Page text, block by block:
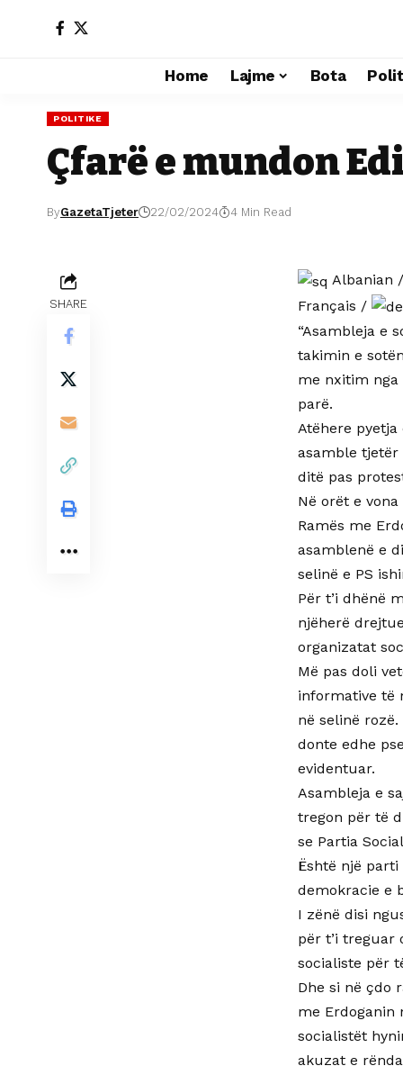
Home Lajme Bota
POLITIKE
Çfarë e mundon
ByGazetaTjeter 22/02/2024 4 Min Read
SHARE
Albanian
Français /
“Asambleja e
takimin e
me nxitim nga
parë.
Atëhere
asamble tjetër
ditë pas
Në orët e
Ramës me
asamblenë e
selinë e PS
Për t’i dhënë
njëherë
organizatat
Më pas doli
informative të
në selinë
donte edhe
evidentuar.
Asambleja e
tregon për të
se Partia
Është një
demokracie e
I zënë disi
për t’i treguar
socialiste për
Dhe si në çdo
me Erdoganin
socialistët
akuzat e